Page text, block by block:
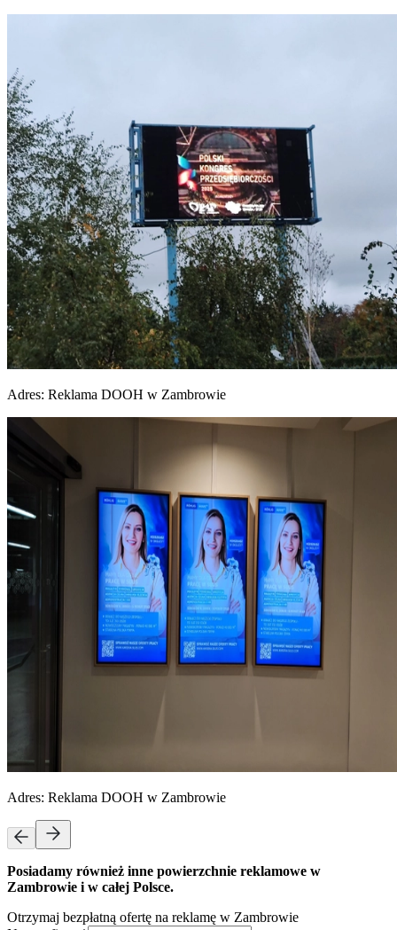
Adres: Reklama DOOH w Zambrowie
Adres: Reklama DOOH w Zambrowie
Posiadamy również inne powierzchnie reklamowe w
Zambrowie i w całej Polsce.
Otrzymaj bezpłatną ofertę na reklamę w Zambrowie